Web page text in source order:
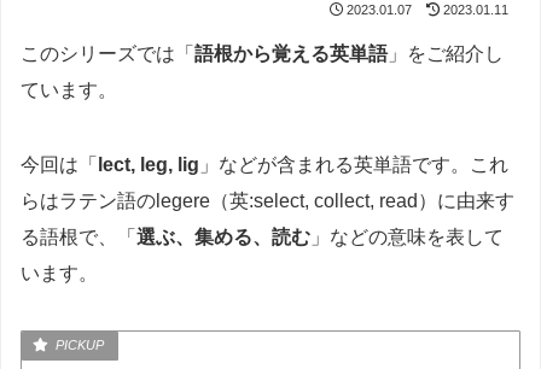
2023.01.07 2023.01.11
このシリーズでは「 語根から覚える英単語」をご紹介し
ています。
今回は「 lect, leg, lig 」などが含まれる英単語です。これ
らはラテン語のlegere（英:select, collect, read）に由来す
る語根で、「 選ぶ、集める、読む 」などの意味を表して
います。